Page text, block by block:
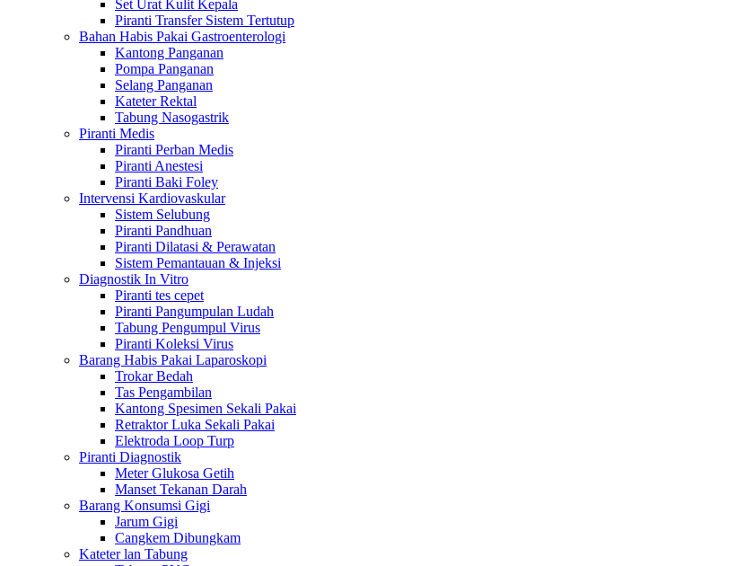
Set Urat Kulit Kepala
Piranti Transfer Sistem Tertutup
Bahan Habis Pakai Gastroenterologi
Kantong Panganan
Pompa Panganan
Selang Panganan
Kateter Rektal
Tabung Nasogastrik
Piranti Medis
Piranti Perban Medis
Piranti Anestesi
Piranti Baki Foley
Intervensi Kardiovaskular
Sistem Selubung
Piranti Pandhuan
Piranti Dilatasi & Perawatan
Sistem Pemantauan & Injeksi
Diagnostik In Vitro
Piranti tes cepet
Piranti Pangumpulan Ludah
Tabung Pengumpul Virus
Piranti Koleksi Virus
Barang Habis Pakai Laparoskopi
Trokar Bedah
Tas Pengambilan
Kantong Spesimen Sekali Pakai
Retraktor Luka Sekali Pakai
Elektroda Loop Turp
Piranti Diagnostik
Meter Glukosa Getih
Manset Tekanan Darah
Barang Konsumsi Gigi
Jarum Gigi
Cangkem Dibungkam
Kateter lan Tabung